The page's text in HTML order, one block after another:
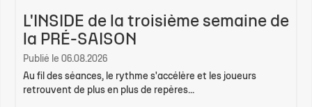
L'INSIDE de la troisième semaine de
la PRÉ-SAISON
Publié le 06.08.2026
Au fil des séances, le rythme s'accélère et les joueurs
retrouvent de plus en plus de repères...